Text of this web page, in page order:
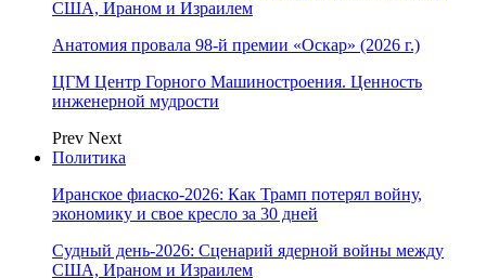
США, Ираном и Израилем
Анатомия провала 98-й премии «Оскар» (2026 г.)
ЦГМ Центр Горного Машиностроения. Ценность
инженерной мудрости
Prev Next
Политика
Иранское фиаско-2026: Как Трамп потерял войну,
экономику и свое кресло за 30 дней
Судный день-2026: Сценарий ядерной войны между
США, Ираном и Израилем